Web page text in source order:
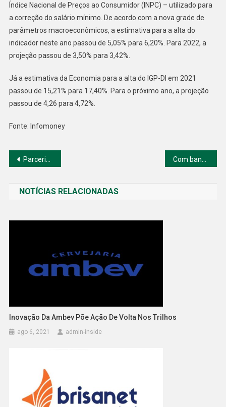
Índice Nacional de Preços ao Consumidor (INPC) – utilizado para
a correção do salário mínimo. De acordo com a nova grade de
parâmetros macroeconômicos, a estimativa para a alta do
indicador neste ano passou de 5,05% para 6,20%. Para 2022, a
projeção passou de 3,50% para 3,42%.
Já a estimativa da Economia para a alta do IGP-DI em 2021
passou de 15,21% para 17,40%. Para o próximo ano, a projeção
passou de 4,26 para 4,72%.
Fonte: Infomoney
Navegação
Post
Parceria entre Arezzo e Mercado Livre traz novo conceito para franqueado
NOTÍCIAS RELACIONADAS
Inovação Da Ambev Põe Ação De Volta Nos Trilhos
ago 6, 2021 admin-inside